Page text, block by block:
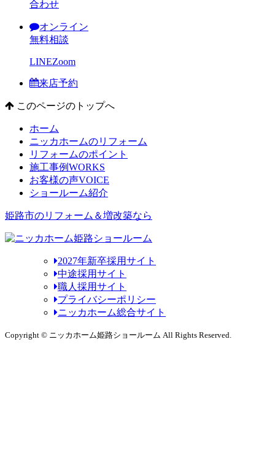
合わせ
オンライン
無料相談
LINEZoom
来店予約
このページのトップへ
ホーム
ニッカホームのリフォーム
リフォームのポイント
施工事例WORKS
お客様の声VOICE
ショールーム紹介
姫路市のリフォーム＆増改築なら
2027年新卒採用サイト
中途採用サイト
職人採用サイト
プライバシーポリシー
ニッカホーム総合サイト
Copyright © ニッカホーム姫路ショールーム All Rights Reserved.